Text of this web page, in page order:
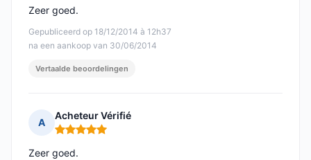
Gepubliceerd op 18/12/2014 à 12h37
na een aankoop van 30/06/2014
Zeer goed.
Vertaalde beoordelingen
A
Acheteur Vérifié
Opmerking: 5 van 5
Zeer goed.